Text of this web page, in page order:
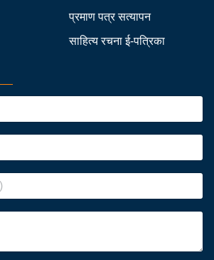
प्रमाण पत्र सत्यापन
साहित्य रचना ई-पत्रिका